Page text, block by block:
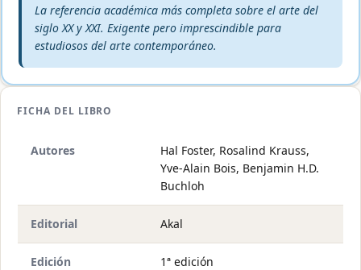
Veredicto editorial:
La referencia académica más completa sobre el arte del
siglo XX y XXI. Exigente pero imprescindible para
estudiosos del arte contemporáneo.
FICHA DEL LIBRO
Autores
Hal Foster, Rosalind Krauss,
Yve-Alain Bois, Benjamin H.D.
Buchloh
Editorial Akal
Edición 1ª edición